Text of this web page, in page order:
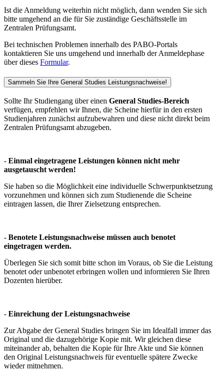
Ist die Anmeldung weiterhin nicht möglich, dann wenden Sie sich
bitte umgehend an die für Sie zuständige Geschäftsstelle im
Zentralen Prüfungsamt.
Bei technischen Problemen innerhalb des PABO-Portals
kontaktieren Sie uns umgehend und innerhalb der Anmeldephase
über dieses Formular.
Sammeln Sie Ihre General Studies Leistungsnachweise!
Sollte Ihr Studiengang über einen General Studies-Bereich
verfügen, empfehlen wir Ihnen, die Scheine hierfür in den ersten
Studienjahren zunächst aufzubewahren und diese nicht direkt beim
Zentralen Prüfungsamt abzugeben.
- Einmal eingetragene Leistungen können nicht mehr
ausgetauscht werden!
Sie haben so die Möglichkeit eine individuelle Schwerpunktsetzung
vorzunehmen und können sich zum Studienende die Scheine
eintragen lassen, die Ihrer Zielsetzung entsprechen.
- Benotete Leistungsnachweise müssen auch benotet
eingetragen werden.
Überlegen Sie sich somit bitte schon im Voraus, ob Sie die Leistung
benotet oder unbenotet erbringen wollen und informieren Sie Ihren
Dozenten hierüber.
- Einreichung der Leistungsnachweise
Zur Abgabe der General Studies bringen Sie im Idealfall immer das
Original und die dazugehörige Kopie mit. Wir gleichen diese
miteinander ab, behalten die Kopie für Ihre Akte und Sie können
den Original Leistungsnachweis für eventuelle spätere Zwecke
wieder mitnehmen.